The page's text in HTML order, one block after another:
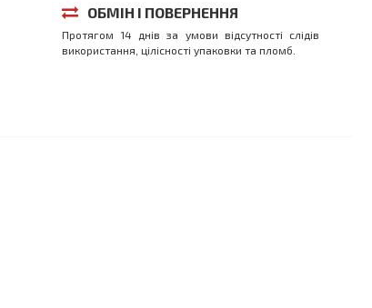
ОБМІН І ПОВЕРНЕННЯ
Протягом 14 днів за умови відсутності слідів
використання, цілісності упаковки та пломб.